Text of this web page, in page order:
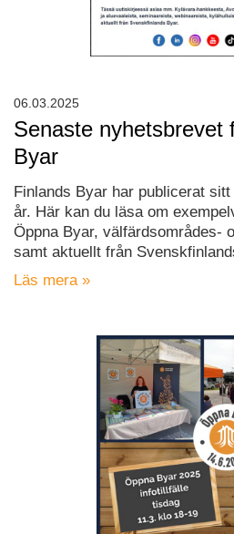
Senaste nyhetsbrevet
Byar
Finlands Byar har publicerat
år. Här kan du läsa om
Öppna Byar, välfärdsområdes-
samt aktuellt från
Läs mera »
06.03.2025